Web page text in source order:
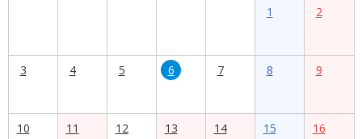
1 2
3 4 5 6 7 8 9
10
11
12
13
14
15
16